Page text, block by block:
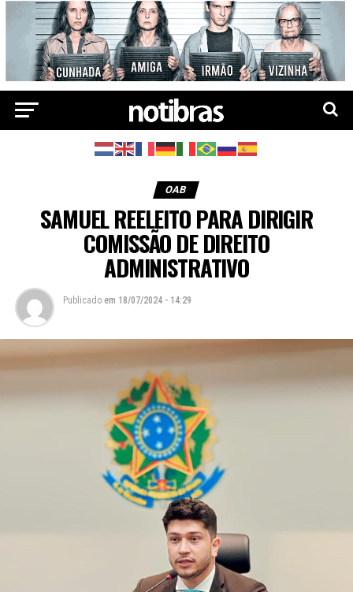
OAB
SAMUEL REELEITO PARA DIRIGIR
COMISSÃO DE DIREITO
ADMINISTRATIVO
Publicado em 18/07/2024 - 14:29